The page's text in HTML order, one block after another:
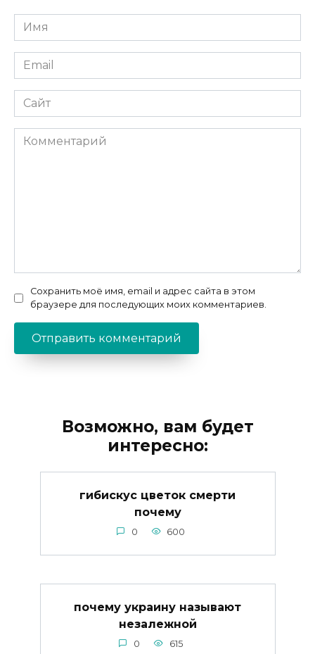
Имя
*
Email
*
Сайт
Комментарий
Сохранить моё имя, email и адрес сайта в этом
браузере для последующих моих комментариев.
Возможно, вам будет
интересно:
гибискус цветок смерти
почему
0 600
почему украину называют
незалежной
0 615